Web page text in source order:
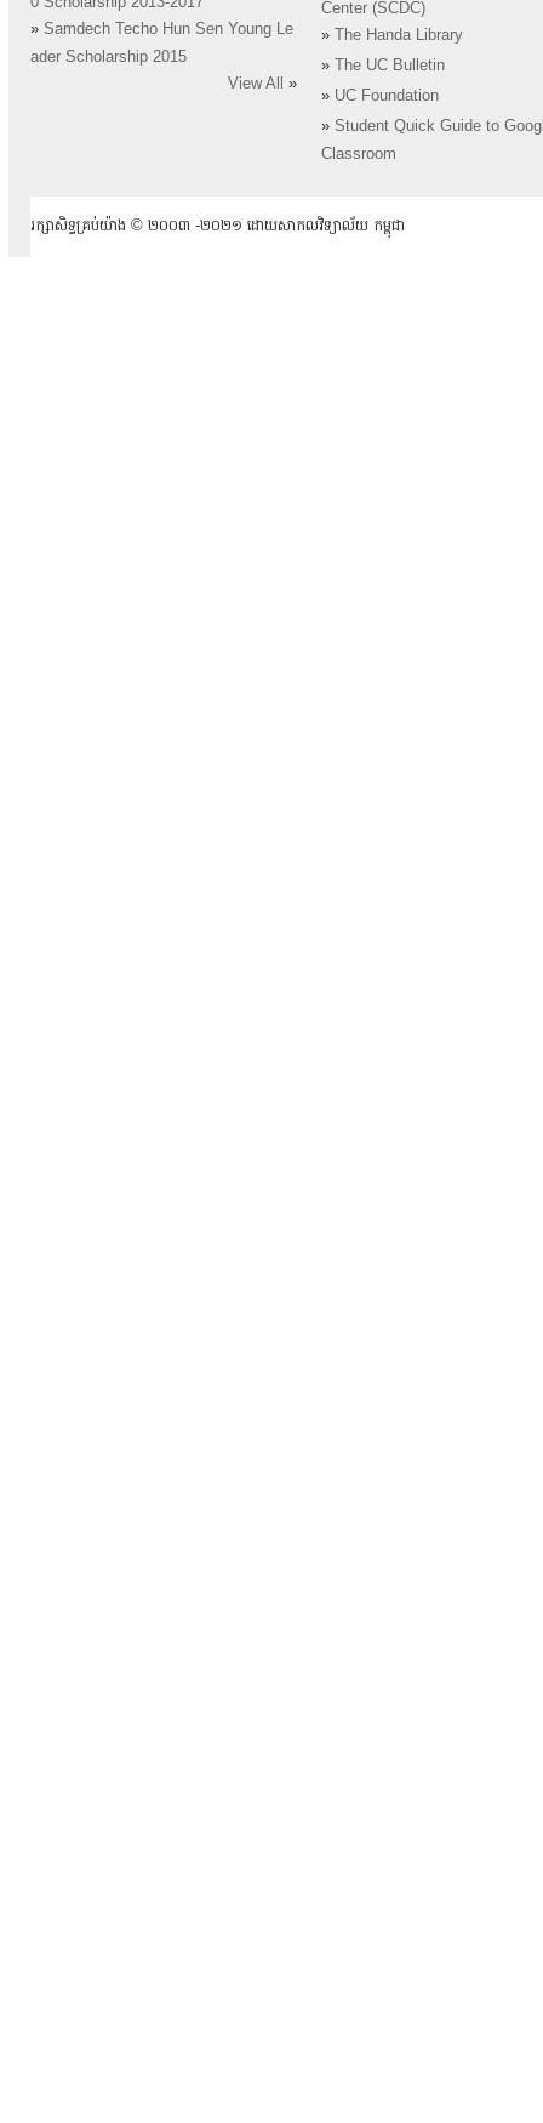
» Samdech Techo Hun Sen Young Le
ader Scholarship 2015
View All
»
Center (SCDC)
»
The Handa Library
»
The UC Bulletin
» UC Foundation
» Student Quick Guide to
Classroom
រក្សាសិទ្ធគ្រប់យ៉ាង ​© ២០០៣ -២០២១ ដោយសាកលវិទ្យាល័យ កម្ពុជា